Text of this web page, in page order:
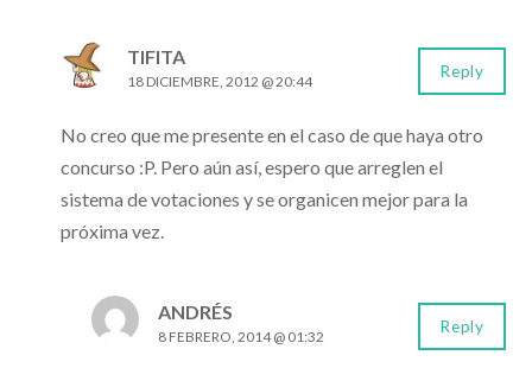
TIFITA
18 DICIEMBRE, 2012 @ 20:44
No creo que me presente en el caso de que haya otro
concurso :P. Pero aún así, espero que arreglen el
sistema de votaciones y se organicen mejor para la
próxima vez.
Reply
ANDRÉS
8 FEBRERO, 2014 @ 01:32
Reply